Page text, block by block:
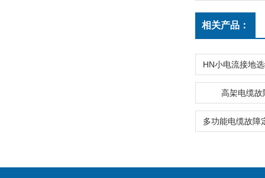
相关产品：
高架电缆故